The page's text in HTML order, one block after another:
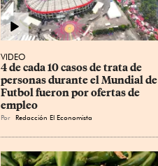
VIDEO
4 de cada 10 casos de trata de
personas durante el Mundial de
Futbol fueron por ofertas de
empleo
Por Redacción El Economista